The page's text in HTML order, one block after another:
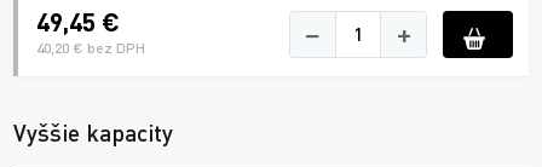
49,45 €
40,20 € bez DPH − +
Vyššie kapacity